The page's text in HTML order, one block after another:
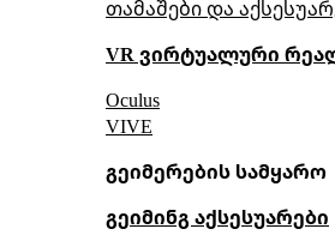
თამაშები და
VR ვირტუალური
Oculus
VIVE
გეიმერების სამყარო
გეიმინგ აქსესუარები